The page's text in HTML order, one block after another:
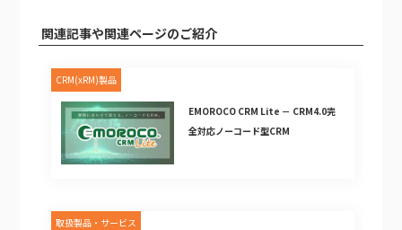
関連記事や関連ページのご紹介
CRM(xRM)製品
EMOROCO CRM Lite － CRM4.0完
全対応ノーコード型CRM
取扱製品・サービス